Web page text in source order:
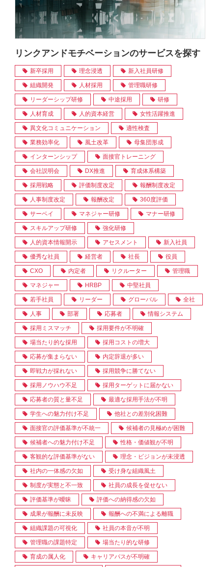
リンクアンドモチベーションのサービスを探す
新卒採用 理念浸透 新入社員研修
組織開発 人材採用 管理職研修
リーダーシップ研修 中途採用 研修
人材育成 人的資本経営 女性活躍推進
異文化コミュニケーション 適性検査
業務効率化 風土改革 母集団形成
インターンシップ 面接官トレーニング
会社説明会 DX推進 育成体系構築
採用戦略 評価制度改定 報酬制度改定
人事制度改定 報酬改定 360度評価
サーベイ マネジャー研修 マナー研修
スキルアップ研修 強化研修
人的資本情報開示 アセスメント 新入社員
優秀な社員 経営者 社長 役員
CXO 内定者 リクルーター 管理職
マネジャー HRBP 中堅社員
若手社員 リーダー グローバル 全社
人事 部署 応募者 情報システム
採用ミスマッチ 採用要件が不明確
場当たり的な採用 採用コストの増大
応募が集まらない 内定辞退が多い
即戦力が採れない 採用競争に勝てない
採用ノウハウ不足 採用ターゲットに届かない
応募者の質と量不足 最適な採用手法が不明
学生への魅力付け不足 他社との差別化困難
面接官の評価基準が不統一 候補者の見極めが困難
候補者への魅力付け不足 性格・価値観が不明
客観的な評価基準がない 理念・ビジョンが未浸透
社内の一体感の欠如 受け身な組織風土
制度が実態と不一致 社員の成長を促せない
評価基準が曖昧 評価への納得感の欠如
成果が報酬に未反映 報酬への不満による離職
組織課題の可視化 社員の本音が不明
管理職の課題特定 場当たり的な研修
育成の属人化 キャリアパスが不明確